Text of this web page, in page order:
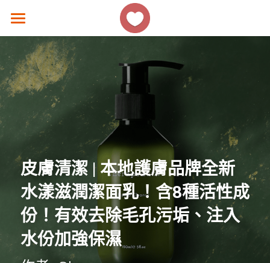
主頁
香港好去處
生活熱話
著數優惠
美食速遞
女生話題
香港故事
撐 ! 小店速報
皮膚清潔 | 本地護膚品牌全新
水漾滋潤潔面乳！含8種活性成
份！有效去除毛孔污垢、注入
水份加強保濕
商品分類
所有商品分類